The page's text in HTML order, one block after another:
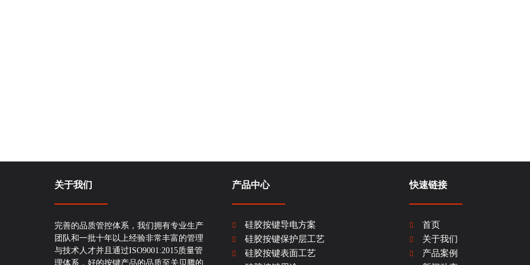
关于我们
完善的品质管控体系，我们拥有专业生产
团队和一批十年以上经验非常丰富的管理
与技术人才并且通过ISO9001:2015质量管
理体系，好的按键产品的品质至关贝腾的
产品中心
硅胶按键导电方案
硅胶按键保护层工艺
硅胶按键表面工艺
快速链接
首页
关于我们
产品案例